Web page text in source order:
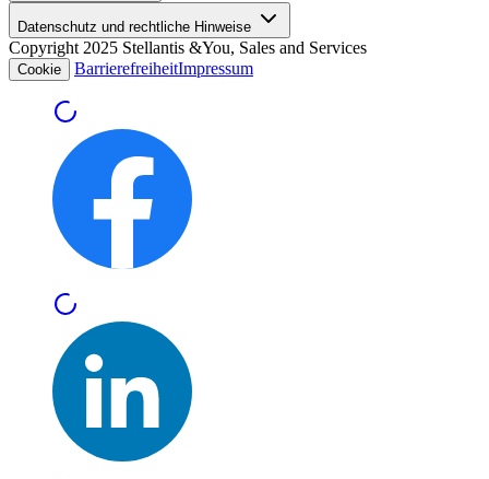
Datenschutz und rechtliche Hinweise
Copyright 2025 Stellantis &You, Sales and Services
Cookie BarrierefreiheitImpressum